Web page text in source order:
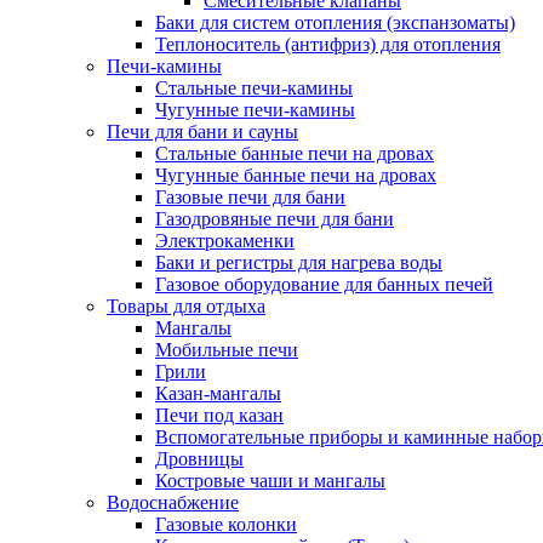
Баки для систем отопления (экспанзоматы)
Теплоноситель (антифриз) для отопления
Печи-камины
Стальные печи-камины
Чугунные печи-камины
Печи для бани и сауны
Стальные банные печи на дровах
Чугунные банные печи на дровах
Газовые печи для бани
Газодровяные печи для бани
Электрокаменки
Баки и регистры для нагрева воды
Газовое оборудование для банных печей
Товары для отдыха
Мангалы
Мобильные печи
Грили
Казан-мангалы
Печи под казан
Вспомогательные приборы и каминные
Дровницы
Костровые чаши и мангалы
Водоснабжение
Газовые колонки